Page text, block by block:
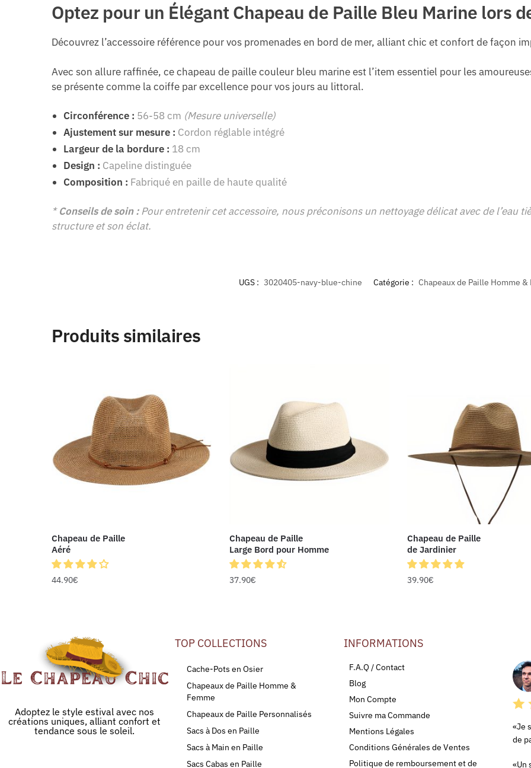
Optez pour un Élégant Chapeau de Paille Bleu Marine lors
Découvrez l’accessoire référence pour vos promenades en bord de mer, alliant chic et confort de façon
Avec son allure raffinée, ce chapeau de paille couleur bleu marine est l’item essentiel pour les
se présente comme la coiffe par excellence pour vos jours au littoral.
Circonférence : 56-58 cm (Mesure universelle)
Ajustement sur mesure : Cordon réglable intégré
Largeur de la bordure : 18 cm
Design : Capeline distinguée
Composition : Fabriqué en paille de haute qualité
*Conseils de soin :Pour entretenir cet accessoire, nous préconisons un nettoyage délicat avec de l’eau
structure et son éclat.
UGS : 3020405-navy-blue-chine Catégorie : Chapeaux de Paille Homme &
Produits similaires
Chapeau de Paille
Aéré
44.90€
Chapeau de Paille
Large Bord pour Homme
37.90€
Chapeau de Paille
de Jardinier
39.90€
Adoptez le style estival avec nos
créations uniques, alliant confort et
tendance sous le soleil.
TOP COLLECTIONS
Cache-Pots en Osier
Chapeaux de Paille Homme &
Femme
Chapeaux de Paille Personnalisés
Sacs à Dos en Paille
Sacs à Main en Paille
Sacs Cabas en Paille
INFORMATIONS
F.A.Q / Contact
Blog
Mon Compte
Suivre ma Commande
Mentions Légales
Conditions Générales de Ventes
Politique de remboursement et de
«Je
de
«Un